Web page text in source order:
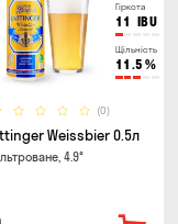
Гіркота
11 IBU
Щільність
11.5 %
(0)
Weissbier 0.5л
4.9°